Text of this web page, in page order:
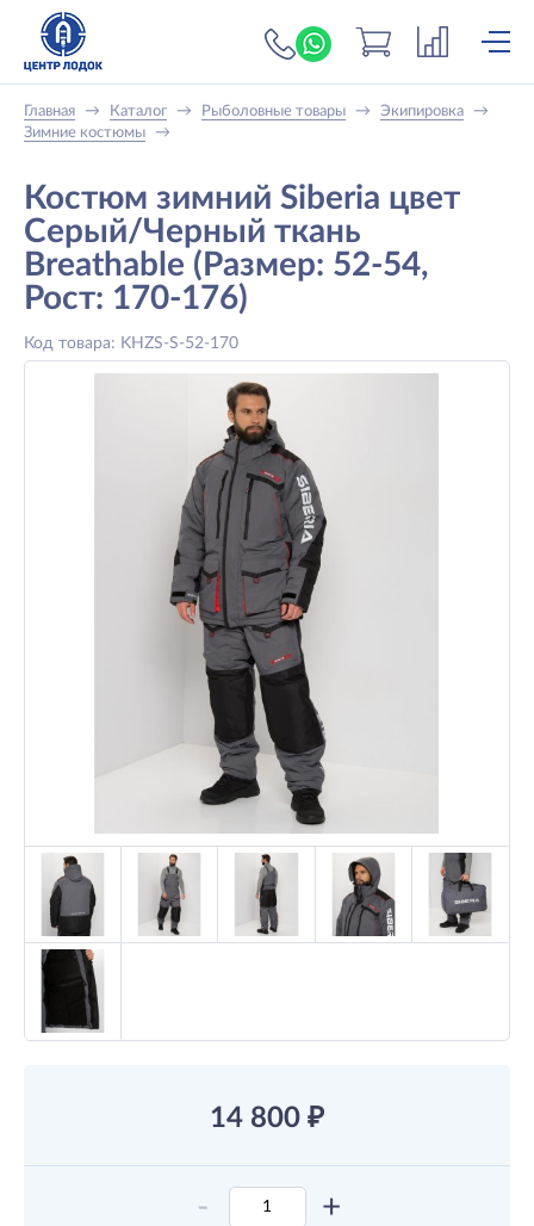
+7 (919) 698-56-
Главная → Каталог → Рыболовные товары → Экипировка
→
Зимние костюмы
→
Костюм зимний Siberia цвет
Серый/Черный ткань
Breathable (Размер: 52-54,
Рост: 170-176)
Код товара: KHZS-S-52-170
14 800 ₽
- +